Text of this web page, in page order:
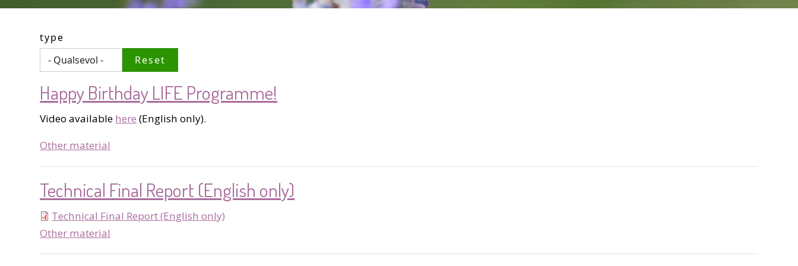
type
Happy Birthday LIFE Programme!
Video available here (English only).
type
Other material
Technical Final Report (English only)
Technical Final Report (English only)
type
Other material